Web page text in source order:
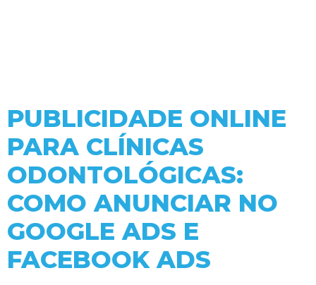
PUBLICIDADE ONLINE
PARA CLÍNICAS
ODONTOLÓGICAS:
COMO ANUNCIAR NO
GOOGLE ADS E
FACEBOOK ADS